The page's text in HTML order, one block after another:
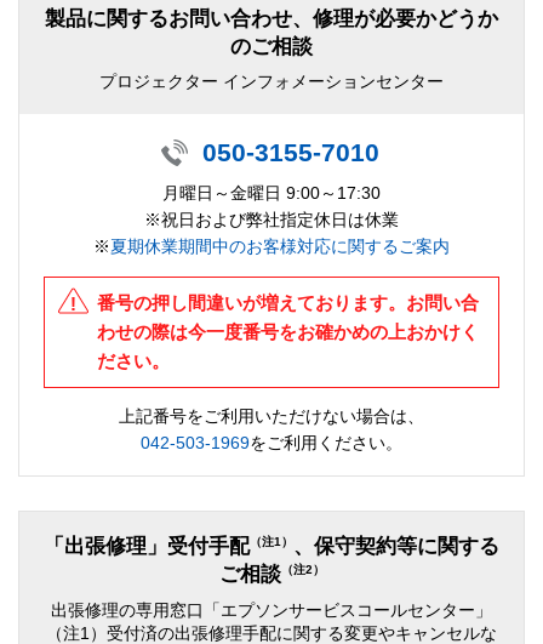
製品に関するお問い合わせ、修理が必要かどうか
のご相談
プロジェクター インフォメーションセンター
050-3155-7010
月曜日～金曜日 9:00～17:30
※祝日および弊社指定休日は休業
※夏期休業期間中のお客様対応に関するご案内
番号の押し間違いが増えております。お問い合
わせの際は今一度番号をお確かめの上おかけく
ださい。
上記番号をご利用いただけない場合は、
042-503-1969をご利用ください。
「出張修理」受付手配 （注1） 、保守契約等に関する
ご相談（注2）
出張修理の専用窓口「エプソンサービスコールセンター」
（注1）受付済の出張修理手配に関する変更やキャンセルな